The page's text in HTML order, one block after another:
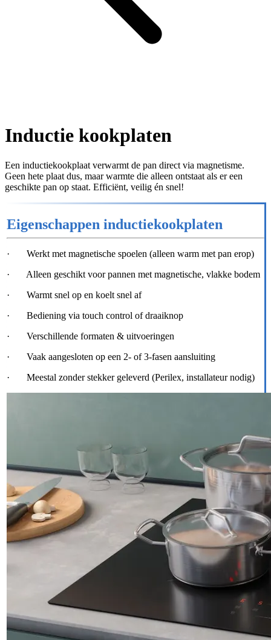
Inductie kookplaten
Een inductiekookplaat verwarmt de pan direct via magnetisme.
Geen hete plaat dus, maar warmte die alleen ontstaat als er een
geschikte pan op staat. Efficiënt, veilig én snel!
Eigenschappen inductiekookplaten
· Werkt met magnetische spoelen (alleen warm met pan erop)
· Alleen geschikt voor pannen met magnetische, vlakke bodem
· Warmt snel op en koelt snel af
· Bediening via touch control of draaiknop
· Verschillende formaten & uitvoeringen
· Vaak aangesloten op een 2- of 3-fasen aansluiting
· Meestal zonder stekker geleverd (Perilex, installateur nodig)